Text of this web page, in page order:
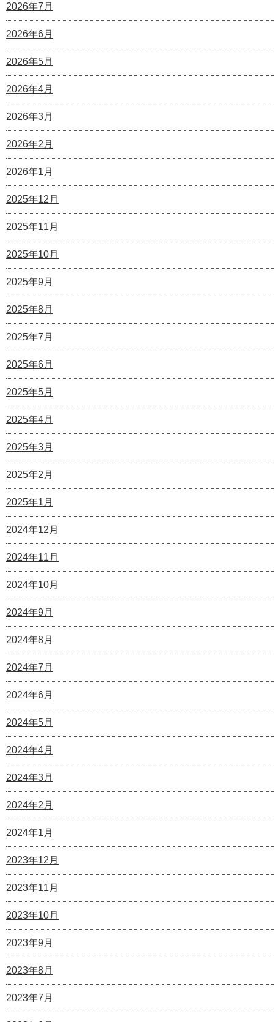
2026年7月
2026年6月
2026年5月
2026年4月
2026年3月
2026年2月
2026年1月
2025年12月
2025年11月
2025年10月
2025年9月
2025年8月
2025年7月
2025年6月
2025年5月
2025年4月
2025年3月
2025年2月
2025年1月
2024年12月
2024年11月
2024年10月
2024年9月
2024年8月
2024年7月
2024年6月
2024年5月
2024年4月
2024年3月
2024年2月
2024年1月
2023年12月
2023年11月
2023年10月
2023年9月
2023年8月
2023年7月